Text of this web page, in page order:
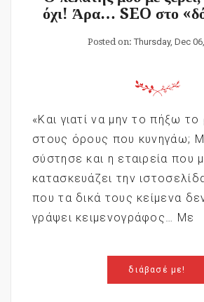
όχι! Άρα… SEO στο
Posted on: Thursday, Dec
«Και γιατί να μην το πήξω το
στους όρους που κυνηγάω;
σύστησε και η εταιρεία που
κατασκευάζει την
που τα δικά τους κείμενα
γράψει κειμενογράφος… Με
διάβασέ με!